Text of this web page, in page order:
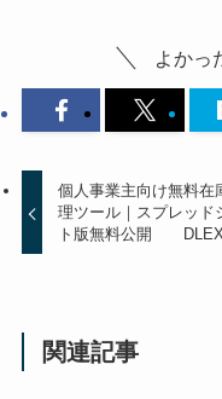
よかっ
個人事業主向け無料在
理ツール｜スプレッド
ト版無料公開
関連記事